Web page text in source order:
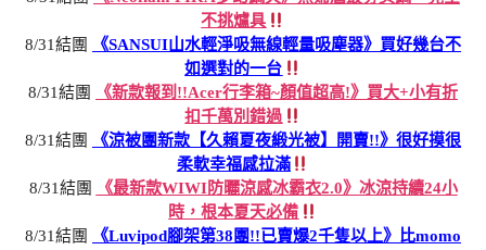
不挑爐具
8/31結團
《SANSUI山水輕淨吸無線輕量吸塵器》買好幾台不
如選對的一台
8/31結團
《新款報到!!Acer行李箱~顏值超高!》買大+小有折
扣千萬別錯過
8/31結團
《涼被團新款【久賴夏夜緞光被】開賣!!》很好摸很
柔軟幸福感拉滿
8/31結團
《最新款WIWI防曬涼感冰霸衣2.0》冰涼持續24小
時，根本夏天必備
8/31結團
《Luvipod腳架第38團!!已賣爆2千隻以上》比momo